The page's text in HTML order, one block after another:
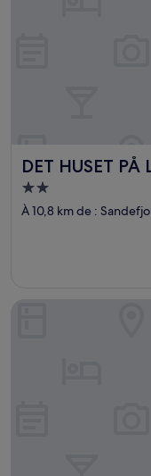
DET HUSET PÅ
DET HUSET PÅ
Hébergement
2.0 étoiles
À 10,8 km de :
Langeby Camping